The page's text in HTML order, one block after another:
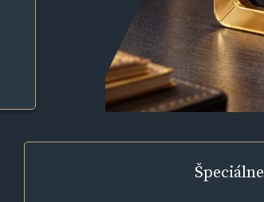
Špeciálne